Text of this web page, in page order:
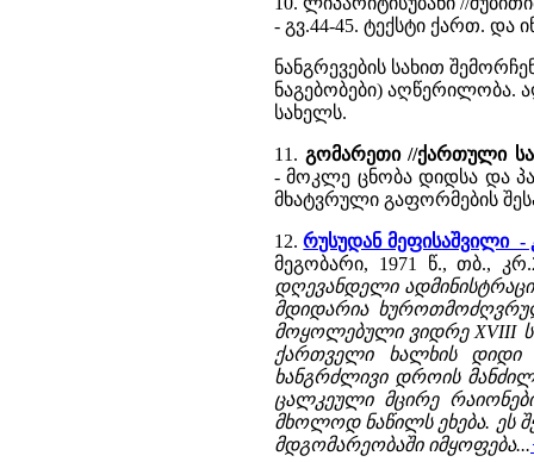
- გვ.44-45. ტექსტი ქართ. და
ნანგრევების სახით
ნაგებობები) აღწერილობა.
სახელს.
11. გომარეთი //ქართული
- მოკლე ცნობა დიდსა და
მხატვრული გაფორმების
12.რუსუდან მეფისაშვილი -
მეგობარი, 1971 წ., თბ.,
დღევანდელი
მდიდარია
მოყოლებული ვიდრე XVIII
ქართველი ხალხის დიდი
ხანგრძლივი დროის
ცალკეული მცირე
მხოლოდ ნაწილს ეხება. ეს
მდგომარეობაში იმყოფება...